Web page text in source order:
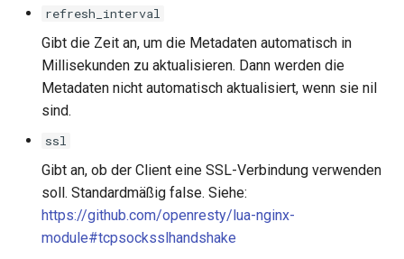
refresh_interval
Gibt die Zeit an, um die Metadaten automatisch in
Millisekunden zu aktualisieren. Dann werden die
Metadaten nicht automatisch aktualisiert, wenn sie nil
sind.
ssl
Gibt an, ob der Client eine SSL-Verbindung verwenden
soll. Standardmäßig false. Siehe:
https://github.com/openresty/lua-nginx-
module#tcpsocksslhandshake